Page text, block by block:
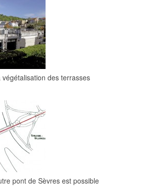
végétalisation des terrasses
pont de Sèvres est possible